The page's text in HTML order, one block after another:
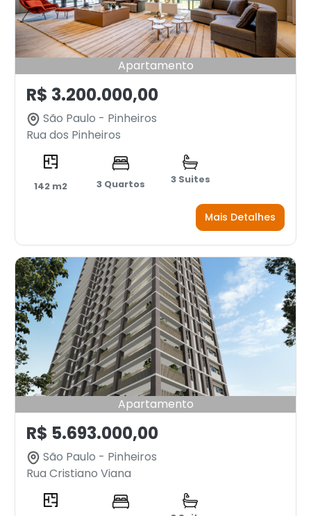
Apartamento
R$ 3.200.000,00
São Paulo - Pinheiros
Rua dos Pinheiros
142 m2 3 Quartos 3 Suites
Mais Detalhes
Apartamento
R$ 5.693.000,00
São Paulo - Pinheiros
Rua Cristiano Viana